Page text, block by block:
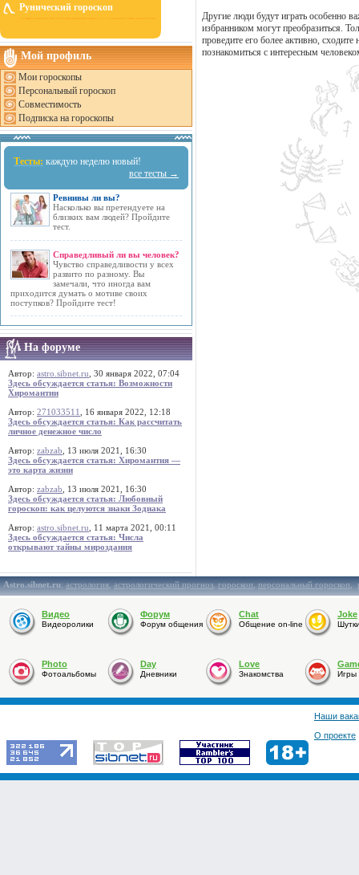
Рунический гороскоп
Мой профиль
Мои гороскопы
Персональный гороскоп
Совместимость
Подписка на гороскопы
Тесты: каждую неделю новый!
все тесты →
Ревнивы ли вы?
Насколько вы претендуете на
близких вам людей? Пройдите
тест.
Справедливый ли вы человек?
Чувство справедливости у всех
развито по разному. Вы
замечали, что иногда вам
приходится думать о мотиве своих
поступков? Пройдите тест!
На форуме
Автор: astro.sibnet.ru , 30 января 2022, 07:04
Здесь обсуждается статья: Возможности
Хиромантии
Автор: 271033511
, 16 января 2022, 12:18
Здесь обсуждается статья: Как рассчитать
личное денежное число
Автор: zabzab , 13 июля 2021, 16:30
Здесь обсуждается статья: Хиромантия —
это карта жизни
Автор: zabzab , 13 июля 2021, 16:30
Здесь обсуждается статья: Любовный
гороскоп: как целуются знаки Зодиака
Автор: astro.sibnet.ru , 11 марта 2021, 00:11
Здесь обсуждается статья: Числа
открывают тайны мироздания
Другие люди будут играть особенно
избранником могут преобразиться.
проведите его более активно,
познакомиться с интересным
Astro.sibnet.ru:астрология,астрологический прогноз,гороскоп,персональный гороскоп,
Видео
Видеоролики
Форум
Форум общения
Chat
Общение on-line
Joke
Photo
Фотоальбомы
Day
Дневники
Love
Знакомства Игры
Наши
О проекте